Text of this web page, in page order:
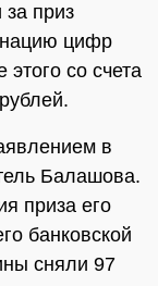
приз
цифр
со счета
в
Балашова.
приза его
банковской
сняли 97